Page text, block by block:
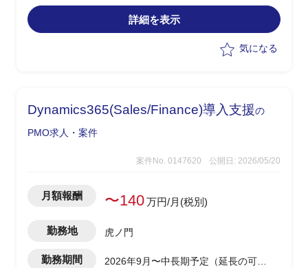
・メーカー・ベンダーへの仕様確認、見
積り依頼・確認、取りまとめ、SE積算を
詳細を表示
気になる
Dynamics365(Sales/Finance)導入支援の
PMO求人・案件
案件No. 0147620 公開日: 2026/05/20
月額報酬 〜140万円/月(税別)
勤務地 虎ノ門
勤務期間
2026年9月〜中長期予定（延長の可能